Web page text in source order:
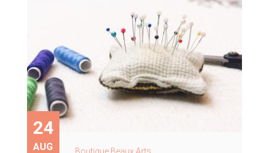
24
AUG